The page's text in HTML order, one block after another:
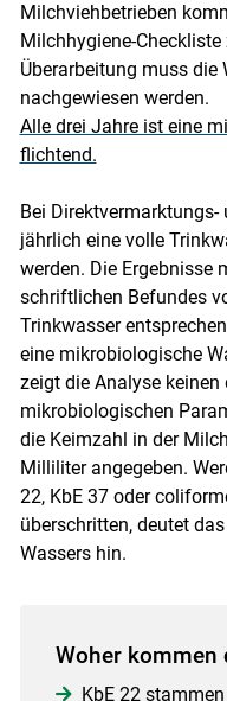
Milchviehbetrieben
Milchhygiene-
Überarbeitung muss
nachgewiesen werden.
Alle drei Jahre ist eine
flichtend.
Bei
jährlich eine volle
werden. Die Ergebnisse
schriftlichen Befundes
Trinkwasser
eine mikrobiologische
zeigt die Analyse
mikrobiologischen
die Keimzahl in der
Milliliter angegeben.
22, KbE 37 oder
überschritten, deutet
Wassers hin.
Woher kommen
KbE 22